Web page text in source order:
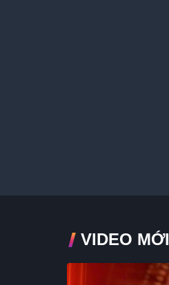
VIDEO MỚI